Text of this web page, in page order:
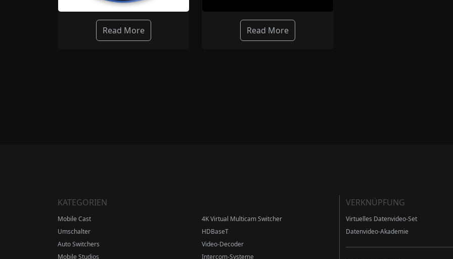
Read More Read More
KATEGORIEN
Mobile Cast
Umschalter
Auto Switchers
Mobile Studios
4K Virtual Multicam Switcher
HDBaseT
Video-Decoder
Intercom-Systeme
VERKNÜPFUNG
Virtuelles Datenvideo-Set
Datenvideo-Akademie